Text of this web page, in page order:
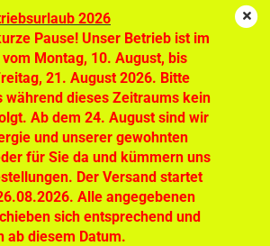
2026
Pause! Unser Betrieb ist im
Montag, 10. August, bis
21. August 2026. Bitte
während dieses Zeitraums kein
Ab dem 24. August sind wir
und unserer gewohnten
für Sie da und kümmern uns
Der Versand startet
Alle angegebenen
sich entsprechend und
ab diesem Datum.
BKF D40 EX